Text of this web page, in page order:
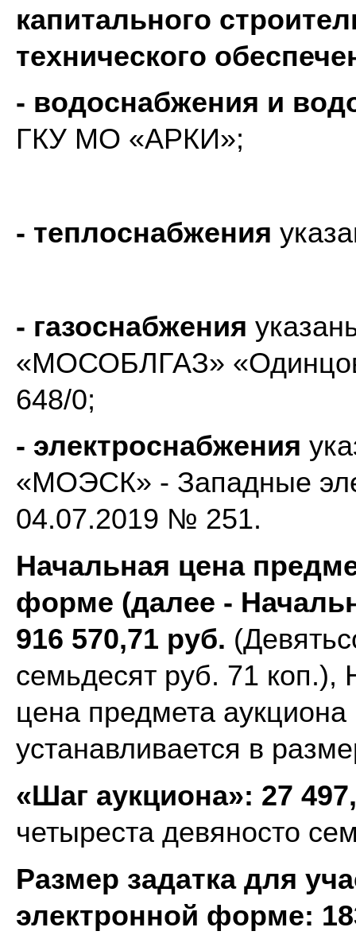
капитального
технического
- водоснабжения и
ГКУ МО «АРКИ»;
- теплоснабжения
- газоснабжения
«МОСОБЛГАЗ»
648/0;
- электроснабжения
«МОЭСК» - Западные
04.07.2019 № 251.
Начальная цена
форме (далее -
916 570,71 руб.
семьдесят руб. 71
цена предмета
устанавливается в
«Шаг аукциона»: 27
четыреста девяносто
Размер задатка для
электронной форме: